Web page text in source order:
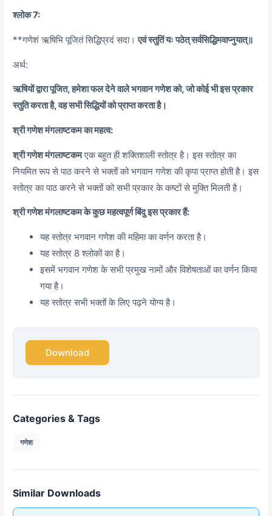
श्लोक 7:
**गणेशं ऋषिभि पूजितं सिद्धिप्रदं सदा।एवं स्तुतिं यः पठेत् सर्वसिद्धिमवाप्नुयात्॥
अर्थ:
ऋषियों द्वारा पूजित, हमेशा फल देने वाले भगवान गणेश को, जो कोई भी इस प्रकार
स्तुति करता है, वह सभी सिद्धियों को प्राप्त करता है।
श्री गणेश मंगलाष्टकम का महत्व:
श्री गणेश मंगलाष्टकमएक बहुत ही शक्तिशाली स्तोत्र है। इस स्तोत्र का
नियमित रूप से पाठ करने से भक्तों को भगवान गणेश की कृपा प्राप्त होती है। इस
स्तोत्र का पाठ करने से भक्तों को सभी प्रकार के कष्टों से मुक्ति मिलती है।
श्री गणेश मंगलाष्टकम के कुछ महत्वपूर्ण बिंदु इस प्रकार हैं:
यह स्तोत्र भगवान गणेश की महिमा का वर्णन करता है।
यह स्तोत्र 8 श्लोकों का है।
इसमें भगवान गणेश के सभी प्रमुख नामों और विशेषताओं का वर्णन किया
गया है।
यह स्तोत्र सभी भक्तों के लिए पढ़ने योग्य है।
Download
Categories & Tags
गणेश
Similar Downloads